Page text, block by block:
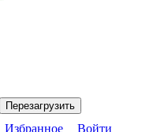
Перезагрузить
Избранное Войти